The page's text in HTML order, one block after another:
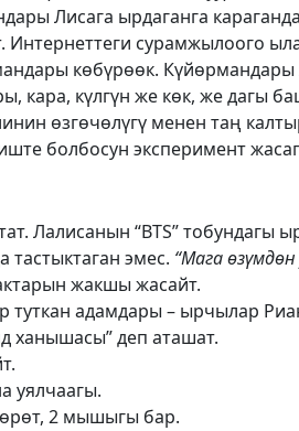
Лисага ырдаганга
сурамжылоого
көбүрөөк.
кара, күлгүн же көк, же дагы
өзгөчөлүгү менен таң
болбосун эксперимент
Лалисанын “BTS” тобундагы
эмес. “Мага
жакшы жасайт.
туткан адамдары – ырчылар
ханышасы” деп аташат.
уялчаагы.
2 мышыгы бар.